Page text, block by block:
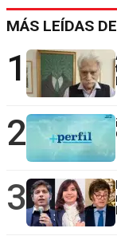
MÁS LEÍDAS
1
2
3